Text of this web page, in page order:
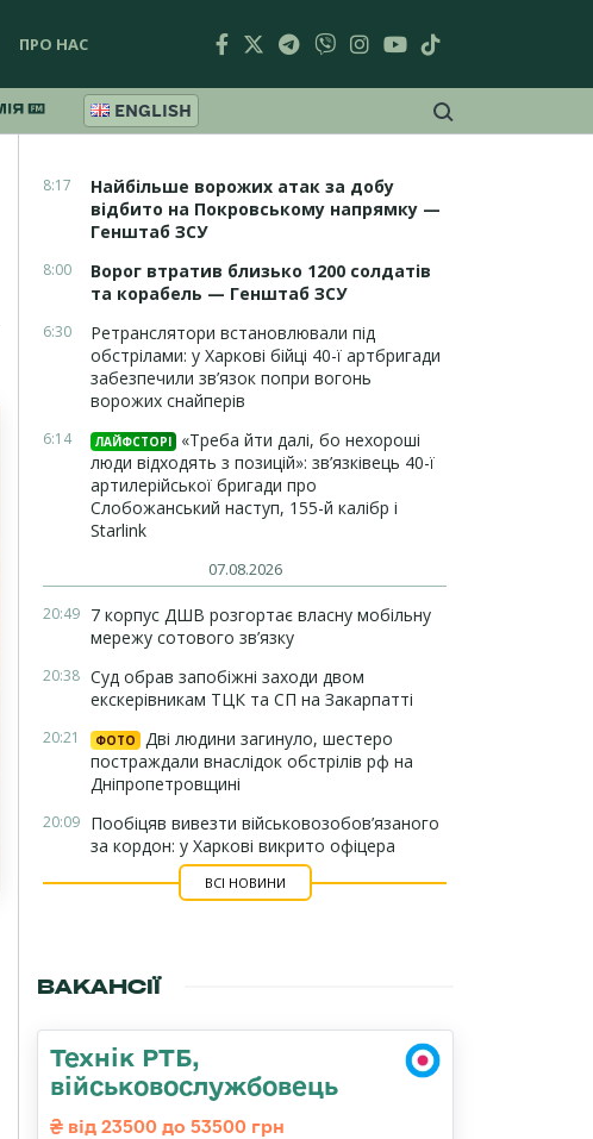
ПРО НАС
ENGLISH
8:17
Найбільше ворожих атак за добу
відбито на Покровському напрямку —
Генштаб ЗСУ
8:00
Ворог втратив близько 1200 солдатів
та корабель — Генштаб ЗСУ
6:30
Ретранслятори встановлювали під
обстрілами: у Харкові бійці 40-ї артбригади
забезпечили зв’язок попри вогонь
ворожих снайперів
6:14 ЛАЙФСТОРІ
«Треба йти далі, бо нехороші
люди відходять з позицій»: зв’язківець 40-ї
артилерійської бригади про
Слобожанський наступ, 155-й калібр і
Starlink
07.08.2026
20:49 7 корпус ДШВ розгортає власну мобільну
мережу сотового зв’язку
20:38 Суд обрав запобіжні заходи двом
екскерівникам ТЦК та СП на Закарпатті
20:21 ФОТО
Дві людини загинуло, шестеро
постраждали внаслідок обстрілів рф на
Дніпропетровщині
20:09 Пообіцяв вивезти військовозобов’язаного
за кордон: у Харкові викрито офіцера
ВСІ НОВИНИ
ВАКАНСІЇ
Технік РТБ,
військовослужбовець
від 23500 до 53500 грн